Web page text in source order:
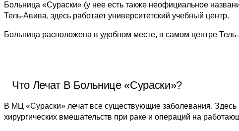
Больница «Сураски» (у нее есть также неофициальное
Тель-Авива, здесь работает университетский учебный центр.
Больница расположена в удобном месте, в самом центре
Что Лечат В Больнице «Сураски»?
В МЦ «Сураски» лечат все существующие заболевания.
хирургических вмешательств при раке и операций на